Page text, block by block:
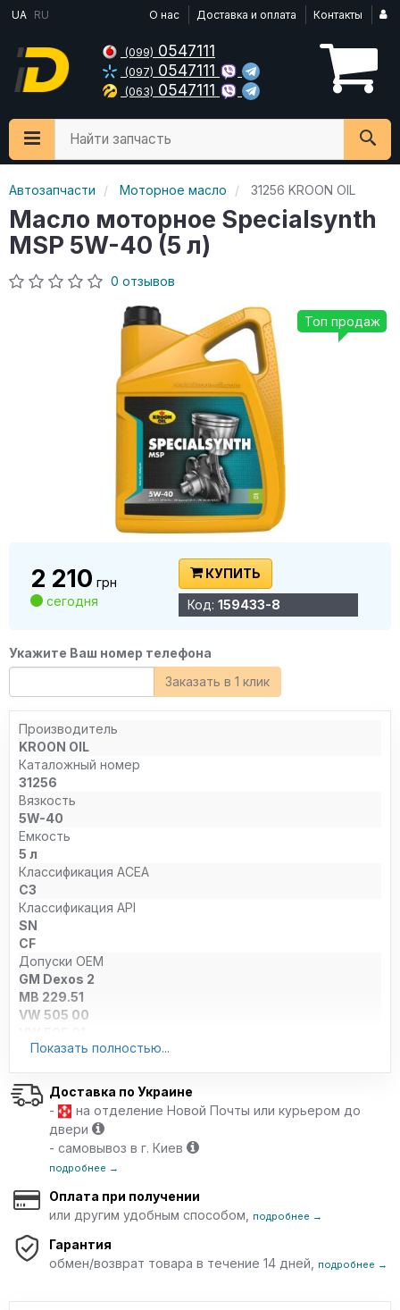
UA RU О нас Доставка и оплата Контакты
(099) 0547111
(097) 0547111
(063) 0547111
Найти запчасть
Автозапчасти Моторное масло 31256 KROON OIL
Масло моторное Specialsynth
MSP 5W-40 (5 л)
0 отзывов
Топ продаж
2 210 грн
сегодня
КУПИТЬ
Код: 159433-8
Укажите Ваш номер телефона
Заказать в 1 клик
Производитель
KROON OIL
Каталожный номер
31256
Вязкость
5W-40
Емкость
5 л
Классификация ACEA
C3
Классификация API
SN
CF
Допуски OEM
GM Dexos 2
MB 229.51
VW 505 00
Renault RN 0700
Ford WSS-M2C 917-A
Porsche A-40
BMW Longlife-04
Caterpillar ECF-1a
Cummins CES 20076
Cummins CES 20077
MTU Type-2
Man M 3275-1
Detroit Diesel DDC 93K215
Mack EO M Plus
Показать полностью...
Доставка по Украине
-
на отделение Новой Почты или курьером до
двери
- самовывоз в г. Киев
подробнее →
Оплата при получении
или другим удобным способом,
подробнее →
Гарантия
обмен/возврат товара в течение 14 дней,
подробнее →